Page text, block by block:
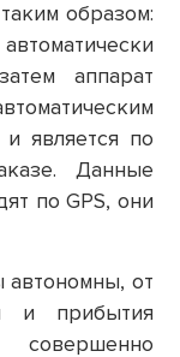
образом:
аппарат
и является по
Данные
по GPS, они
автономны, от
и прибытия